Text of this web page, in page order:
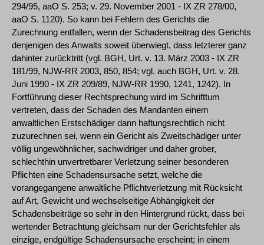
294/95, aaO S. 253; v. 29. November 2001 - IX ZR 278/00,
aaO S. 1120). So kann bei Fehlern des Gerichts die
Zurechnung entfallen, wenn der Schadensbeitrag des Gerichts
denjenigen des Anwalts soweit überwiegt, dass letzterer ganz
dahinter zurücktritt (vgl. BGH, Urt. v. 13. März 2003 - IX ZR
181/99, NJW-RR 2003, 850, 854; vgl. auch BGH, Urt. v. 28.
Juni 1990 - IX ZR 209/89, NJW-RR 1990, 1241, 1242). In
Fortführung dieser Rechtsprechung wird im Schrifttum
vertreten, dass der Schaden des Mandanten einem
anwaltlichen Erstschädiger dann haftungsrechtlich nicht
zuzurechnen sei, wenn ein Gericht als Zweitschädiger unter
völlig ungewöhnlicher, sachwidriger und daher grober,
schlechthin unvertretbarer Verletzung seiner besonderen
Pflichten eine Schadensursache setzt, welche die
vorangegangene anwaltliche Pflichtverletzung mit Rücksicht
auf Art, Gewicht und wechselseitige Abhängigkeit der
Schadensbeiträge so sehr in den Hintergrund rückt, dass bei
wertender Betrachtung gleichsam nur der Gerichtsfehler als
einzige, endgültige Schadensursache erscheint; in einem